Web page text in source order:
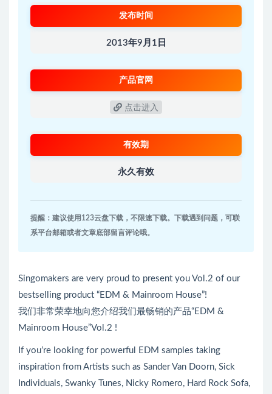
发布时间
2013年9月1日
产品官网
点击进入
有效期
永久有效
提醒：建议使用123云盘下载，不限速下载。下载遇到问题，可联
系平台邮箱或者文章底部留言评论哦。
Singomakers are very proud to present you Vol.2 of our
bestselling product “EDM & Mainroom House”!
我们非常荣幸地向您介绍我们最畅销的产品“EDM &
Mainroom House”Vol.2 !
If you’re looking for powerful EDM samples taking
inspiration from Artists such as Sander Van Doorn, Sick
Individuals, Swanky Tunes, Nicky Romero, Hard Rock Sofa,